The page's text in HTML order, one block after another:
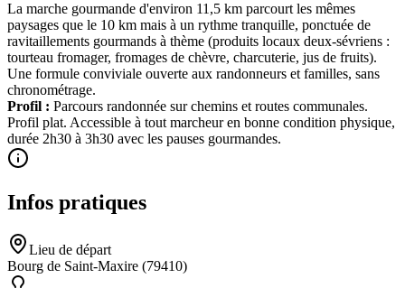
La marche gourmande d'environ 11,5 km parcourt les mêmes
paysages que le 10 km mais à un rythme tranquille, ponctuée de
ravitaillements gourmands à thème (produits locaux deux-sévriens :
tourteau fromager, fromages de chèvre, charcuterie, jus de fruits).
Une formule conviviale ouverte aux randonneurs et familles, sans
chronométrage.
Profil : Parcours randonnée sur chemins et routes communales.
Profil plat. Accessible à tout marcheur en bonne condition physique,
durée 2h30 à 3h30 avec les pauses gourmandes.
Infos pratiques
Lieu de départ
Bourg de Saint-Maxire (79410)